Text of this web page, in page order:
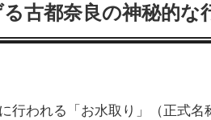
古都奈良の神秘的な
行われる「お水取り」（正式